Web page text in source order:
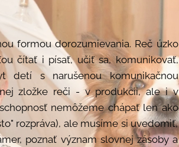
formou dorozumievania. Reč úzko
čítať i písať, učiť sa, komunikovať,
detí s narušenou komunikačnou
zložke reči - v produkcii, ale i v
nemôžeme chápať len ako
rozpráva), ale musíme si uvedomiť,
poznať význam slovnej zásoby a